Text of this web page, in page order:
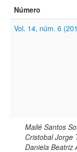
Autores/as
Texto completo
Número
Vol. 14, núm. 6
Mailé Santos
Cristobal Jorge
Daniela Beatriz